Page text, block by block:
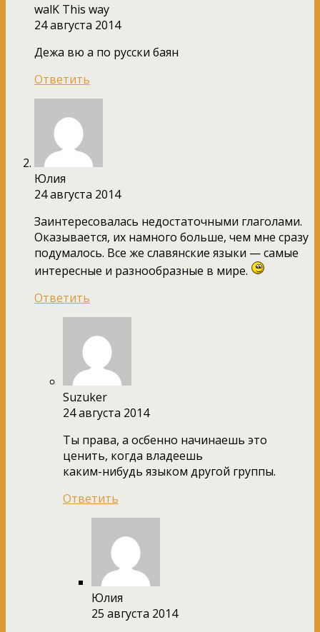
walK This way
24 августа 2014
Дежа вю а по русски баян
Ответить
Юлия
24 августа 2014
Заинтересовалась недостаточными глаголами.
Оказывается, их намного больше, чем мне сразу
подумалось. Все же славянские языки — самые
интересные и разнообразные в мире.
Ответить
Suzuker
24 августа 2014
Ты права, а осбенно начинаешь это
ценить, когда владеешь
каким-нибудь языком другой группы.
Ответить
Юлия
25 августа 2014